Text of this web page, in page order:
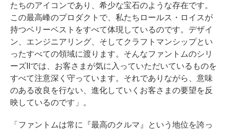
たちのアイコンであり、希少な宝石のような存在です。
この最高峰のプロダクトで、私たちロールス・ロイスが
持つベリーベストをすべて体現しているのです。デザイ
ン、エンジニアリング、そしてクラフトマンシップとい
ったすべての領域に渡ります。そんなファントムのシリ
ーズIIでは、お客さまが気に入っていただいているものを
すべて注意深く守っています。それでありながら、意味
のある改良を行ない、進化していくお客さまの要望を反
映しているのです」。
「ファントムは常に『最高のクルマ』という地位を誇っ